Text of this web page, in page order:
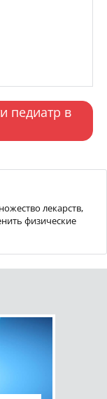
педиатр в
лекарств,
физические